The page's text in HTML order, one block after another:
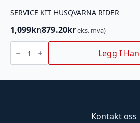
SERVICE KIT HUSQVARNA RIDER
1,099kr(879.20kreks. mva)
SERVICE
HUSQVARNA
RIDER
Legg I
Kontakt oss